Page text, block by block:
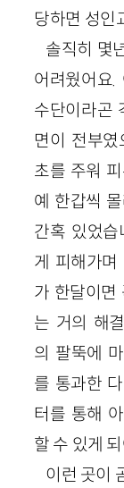
당하면 성인
솔직히 몇
어려웠어요
수단이라곤
면이 전부
초를 주워
예 한갑씩
간혹 있었
게 피해가며
가 한달이면
는 거의 해
의 팔뚝에
를 통과한
터를 통해
할 수 있게
이런 곳이